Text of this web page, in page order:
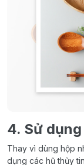
4. Sử
Thay vì dùng hộp
dụng các hũ thủy